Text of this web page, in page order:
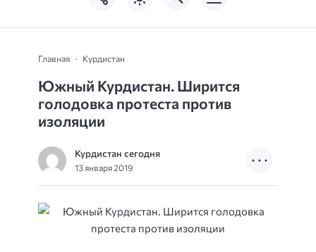
Главная Курдистан
Южный Курдистан. Ширится
голодовка протеста против
изоляции
Курдистан сегодня
13 января 2019